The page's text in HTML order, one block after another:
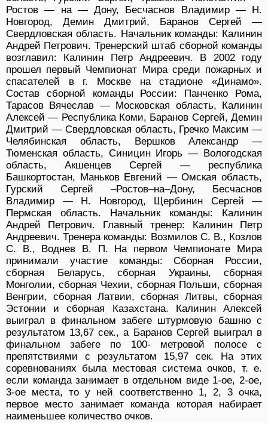
Ростов — на — Дону, Бесчаснов Владимир — Н.
Новгород, Демин Дмитрий, Баранов Сергей —
Свердловская область. Начальник команды: Калинин
Андрей Петрович. Тренерский штаб сборной команды
возглавил: Калинин Петр Андреевич. В 2002 году
прошел первый Чемпионат Мира среди пожарных и
спасателей в г. Москве на стадионе «Динамо».
Состав сборной команды России: Панченко Рома,
Тарасов Вячеслав — Московская область, Калинин
Алексей — Республика Коми, Баранов Сергей, Демин
Дмитрий — Свердловская область, Гречко Максим —
Челябинская область, Вершков Александр —
Тюменская область, Синицин Игорь — Вологодская
область, Акшенцев Сергей — республика
Башкортостан, Маньков Евгений — Омская область,
Гурский Сергей –Ростов–на–Дону, Бесчаснов
Владимир — Н. Новгород, Щербинин Сергей —
Пермская область. Начальник команды: Калинин
Андрей Петрович. Главный тренер: Калинин Петр
Андреевич. Тренера команды: Возмилов С. В., Козлов
С. В., Воднев В. П. На первом Чемпионате Мира
принимали участие команды: Сборная России,
сборная Беларусь, сборная Украины, сборная
Монголии, сборная Чехии, сборная Польши, сборная
Венгрии, сборная Латвии, сборная Литвы, сборная
Эстонии и сборная Казахстана. Калинин Алексей
выиграл в финальном забеге штурмовую башню с
результатом 13,67 сек., а Баранов Сергей выиграл в
финальном забеге по 100- метровой полосе с
препятствиями с результатом 15,97 сек. На этих
соревнованиях была местовая система очков, т. е.
если команда занимает в отдельном виде 1-ое, 2-ое,
3-ое места, то у ней соответственно 1, 2, 3 очка,
первое место занимает команда которая набирает
наименьшее количество очков.